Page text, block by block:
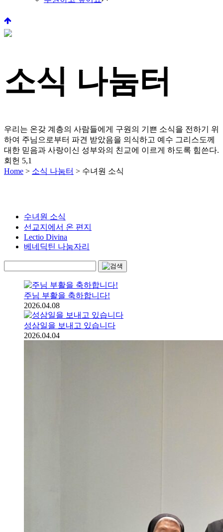
소식 나눔터
우리는 온갖 계층의 사람들에게 구원의 기쁜 소식을 전하기 위
하여 주님으로부터 파견 받았음을 의식하고 예수 그리스도께
대한 믿음과 사랑이신 성부와의 친교에 이르게 하도록 힘쓴다.
회헌 5,1
Home > 소식 나눔터 > 수녀원 소식
수녀원 소식
선교지에서 온 편지
Lectio Divina
베네딕틴 나눔자리
주님 부활을 축하합니다!
2026.04.08
성삼일을 보내고 있습니다
2026.04.04